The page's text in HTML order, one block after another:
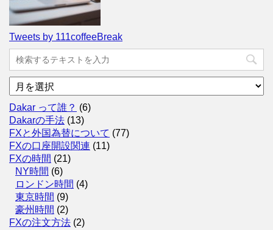
Tweets by 111coffeeBreak
ア
ー
カ
イ
ブ
Dakar って誰？ (6)
Dakarの手法 (13)
FXと外国為替について (77)
FXの口座開設関連 (11)
FXの時間 (21)
NY時間 (6)
ロンドン時間 (4)
東京時間 (9)
豪州時間 (2)
FXの注文方法 (2)